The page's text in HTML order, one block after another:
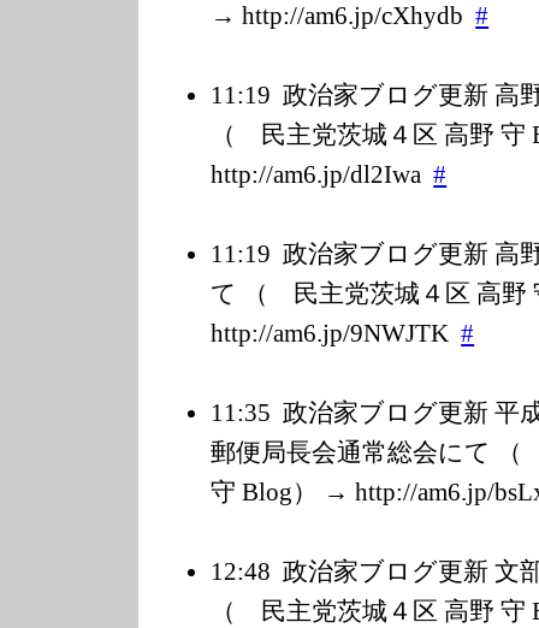
→ http://am6.jp/cXhydb #
11:19 政治家ブログ更新 高
（ 民主党茨城４区 高野
http://am6.jp/dl2Iwa #
11:19 政治家ブログ更新 高
て （ 民主党茨城４区 高野
http://am6.jp/9NWJTK #
11:35 政治家ブログ更新 平
郵便局長会通常総会にて
守 Blog） → http://am6.jp/b
12:48 政治家ブログ更新 文
（ 民主党茨城４区 高野